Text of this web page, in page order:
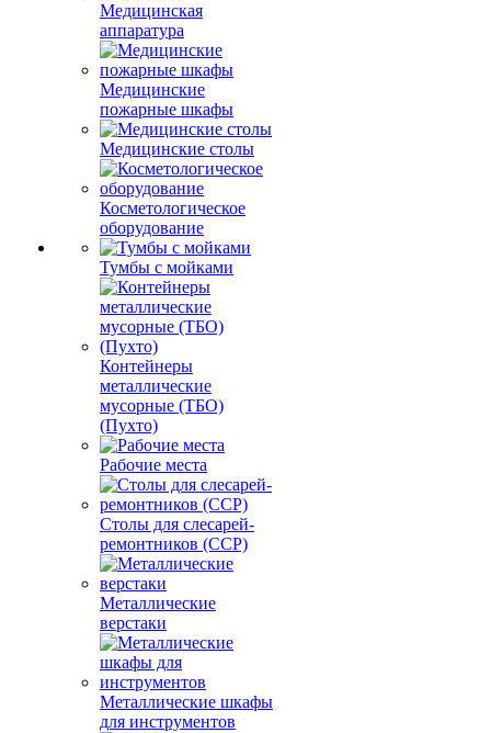
Медицинская
аппаратура
Медицинские
пожарные шкафы
Медицинские столы
Косметологическое
оборудование
Тумбы с мойками
Контейнеры
металлические
мусорные (ТБО)
(Пухто)
Рабочие места
Столы для слесарей-
ремонтников (ССР)
Металлические
верстаки
Металлические шкафы
для инструментов